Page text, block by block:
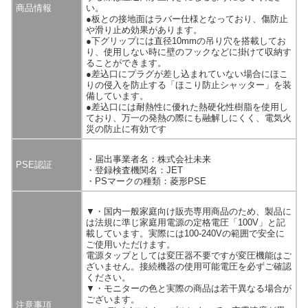
商品情報
い。
●板との接地面はラバー仕様となっており、傷防止
や滑り止め効果があります。
●下グリップには直径10mmの吊り穴を搭載してお
り、使用しない時に壁のフックなどに掛けて収納す
ることができます。
●差込口にプラグが差し込まれていない場合にほこ
りの侵入を防止する「ほこり防止シャッター」を装
備しています。
●差込口には耐熱性に優れた熱硬化性樹脂を使用し
ており、万一の発熱の際にも融解しにくく、電気火
災の防止に有効です
PSE認証
・届出事業者名：株式会社未来
・登録検査機関名：JET
・PSマークの種類：菱形PSE
注意事項
▼・国内一般家庭向け販売専用商品のため、製品に
は法規に準じ家庭用電源の定格電圧「100V」と記
載しています。実際には100-240Vの範囲で安全に
ご使用いただけます。
電源タップとしては変圧器不要ですが変圧機能はご
ざいません。接続機器の使用可能電圧を必ずご確認
ください。
▼・モニターの色と実際の商品は若干異なる場合が
ございます。